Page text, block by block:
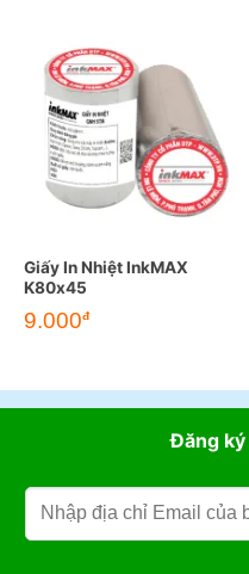
Giấy In Nhiệt InkMAX
K80x45
9.000đ
Đăng ký